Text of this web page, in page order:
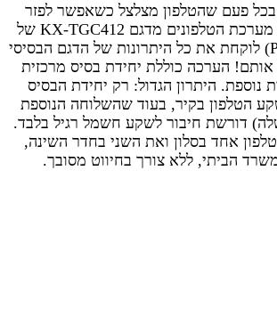
בכל פעם שהטלפון מצלצל כשאפשר לפזר
נוחות בכל הבית? מערכת הטלפונים מדגם KX-TGC412 של
פנסוניק (Panasonic) לוקחת את כל היתרונות של הדגם הבסיסי
אותם! הערכה כוללת יחידת בסיס מרכזית
נוספת. היתרון הגדול: רק יחידת הבסיס
הטלפון בקיר, בעוד שהשלוחה הנוספת
דורשת חיבור לשקע חשמל רגיל בלבד.
אחד בסלון ואת השני בחדר השינה,
הביתי, ללא צורך בחיווט מסובך.